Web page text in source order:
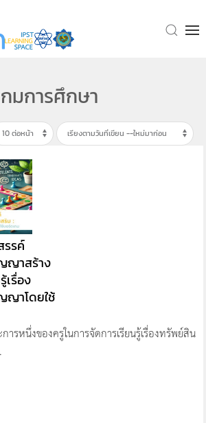
มการศึกษา
รรค์
ญาสร้าง
เรื่อง
าโดยใช้
รหนึ่งของครูในการจัดการเรียนรู้เรื่องทรัพย์สิน